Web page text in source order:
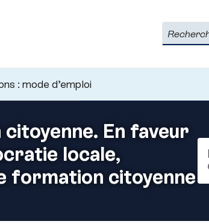
Rechercher
: mode d’emploi
citoyenne. En faveur
locale,
formation citoyenne